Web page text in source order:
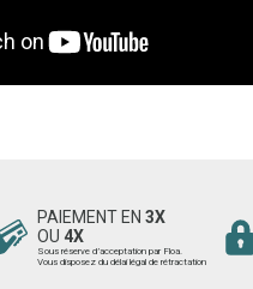
PAIEMENT EN 3X
OU 4X
Sous réserve d’acceptation par Floa.
Vous disposez du délai légal de rétractation